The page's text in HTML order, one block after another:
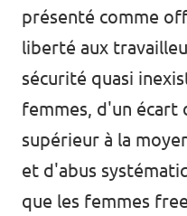
présenté comme
liberté aux
sécurité quasi
femmes, d'un écart
supérieur à la
et d'abus
que les femmes